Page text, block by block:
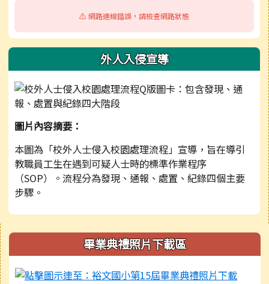
⚠️ 網路連線錯誤，請檢查網路狀態
外人入侵宣導
圖片內容摘要：
本圖為「校外人士侵入校園處理流程」宣導，旨在導引
教職員工生在遇到可疑人士時的標準作業程序
（SOP）。流程分為發現、通報、處置、紀錄四個主要
步驟。
右邊區域內容畢業典禮照片下載區